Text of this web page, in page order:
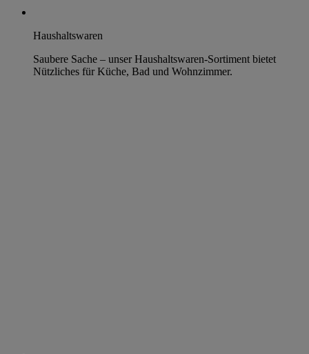
Haushaltswaren
Saubere Sache – unser Haushaltswaren-Sortiment bietet
Nützliches für Küche, Bad und Wohnzimmer.